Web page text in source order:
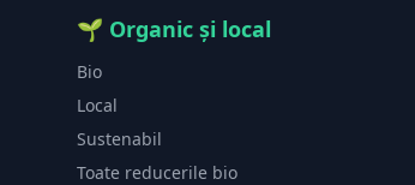
🌱 Organic și local
Bio
Local
Sustenabil
Toate reducerile bio